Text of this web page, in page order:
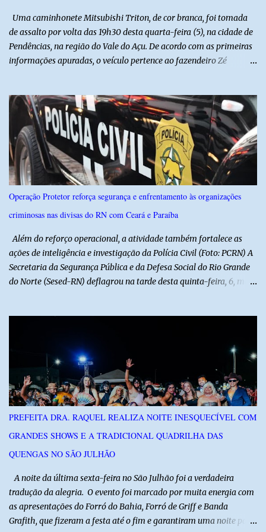
Uma caminhonete Mitsubishi Triton, de cor branca, foi tomada
de assalto por volta das 19h30 desta quarta-feira (5), na cidade de
Pendências, na região do Vale do Açu. De acordo com as primeiras
informações apuradas, o veículo pertence ao fazendeiro Zé
anunciaram o assalto no momento em que ela estava em frente à
residência, no Centro da cidade. Ainda conforme relatos de
testemunhas, os suspeitos utilizavam roupas semelhantes a
uniformes de empresa, o que pode ter ajudado a não despertar
suspeitas antes da abordagem. Após a ação criminosa, a dupla
fugiu levando a caminhonete em direção ainda desconhecida. A
na região na tentativa de localizar o veículo e identificar os
autores do assalto. Qualquer informação que possa ajudar na
ser repassad...
Operação Protetor reforça segurança e enfrentamento às organizações
criminosas nas divisas do RN com Ceará e Paraíba
Além do reforço operacional, a atividade também fortalece as
ações de inteligência e investigação da Polícia Civil (Foto: PCRN) A
Secretaria da Segurança Pública e da Defesa Social do Rio Grande
do Norte (Sesed-RN) deflagrou na tarde desta quinta-feira, 6, mais
do Norte com os estados do Ceará e da Paraíba. A mobilização,
com concentração e saída de equipes policiais, ocorreu às 16h, no
município de Baraúna, no Oeste potiguar. A operação reúne
efetivos da Polícia Militar do Rio Grande do Norte, da Polícia Civil
atuação integrada entre as forças de segurança e intensificando o
combate à criminalidade nas áreas de fronteira interestadual. As
ações também contemplam os...
PREFEITA DRA. RAQUEL REALIZA NOITE INESQUECÍVEL COM
GRANDES SHOWS E A TRADICIONAL QUADRILHA DAS
QUENGAS NO SÃO JULHÃO
​ A noite da última sexta-feira no São Julhão foi a verdadeira
tradução da alegria. O evento foi marcado por muita energia com
as apresentações do Forró do Bahia, Forró de Griff e Banda
Grafith, que fizeram a festa até o fim e garantiram uma noite para